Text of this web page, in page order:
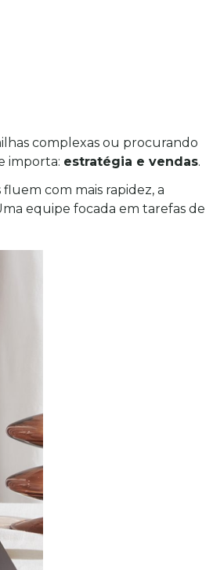
complexas ou procurando
importa: estratégia e vendas.
com mais rapidez, a
equipe focada em tarefas de